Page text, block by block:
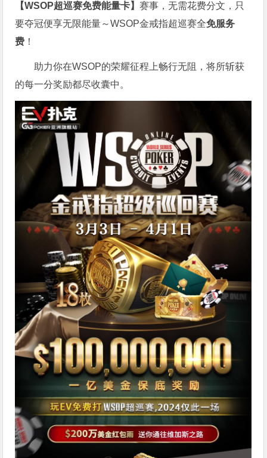
【WSOP超巡赛免费能量卡】赛事，无需花费分文，只
要夺冠便享无限能量～WSOP金戒指超巡赛全免服务
费 ！
助力你在WSOP的荣耀征程上畅行无阻，将所斩获
的每一分奖励都尽收囊中。